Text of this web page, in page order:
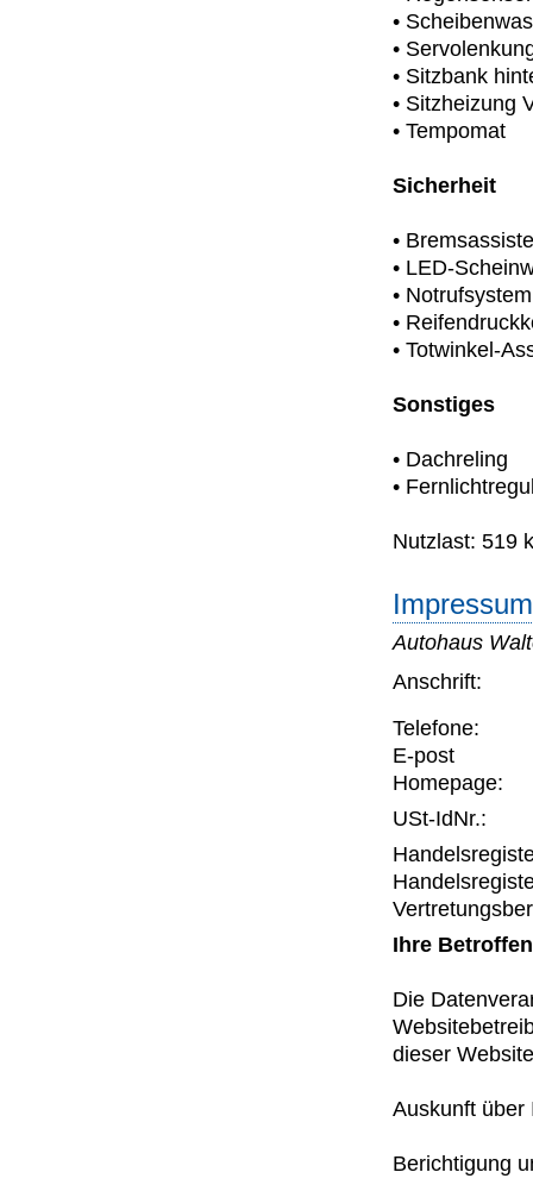
•
•
• Sitzbank
• Sitzheizung
• Tempomat
Sicherheit
•
• LED-
• Notrufsystem
•
• Totwinkel-
Sonstiges
• Dachreling
•
Nutzlast: 519
Autohaus
Anschrift:
Telefone:
E-post
Homepage:
USt-IdNr.:
Ihre
Die
dieser
Auskunft über
Berichtigung